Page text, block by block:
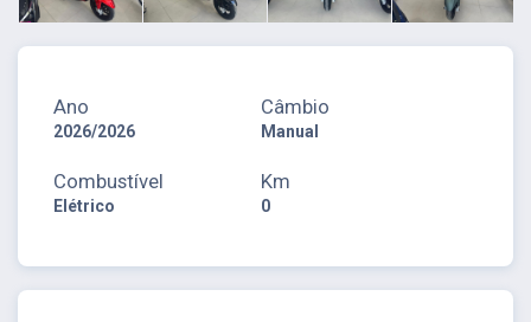
Ano
2026/2026
Câmbio
Manual
Combustível
Elétrico
Km
0